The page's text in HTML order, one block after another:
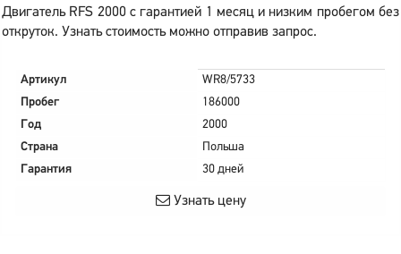
Двигатель RFS 2000 с гарантией 1 месяц и низким пробегом без
откруток. Узнать стоимость можно отправив запрос.
Артикул
WR8/5733
Пробег
186000
Год
2000
Страна
Польша
Гарантия
30 дней
Узнать цену